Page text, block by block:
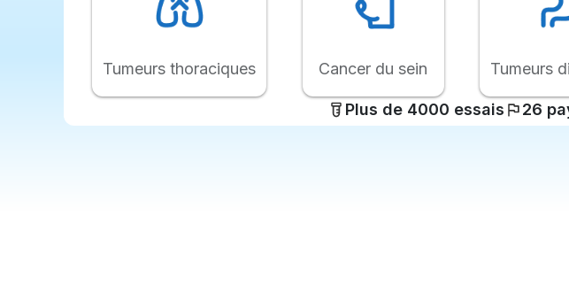
Tumeurs thoraciques Cancer du sein Tumeurs
Plus de 4000 essais 26